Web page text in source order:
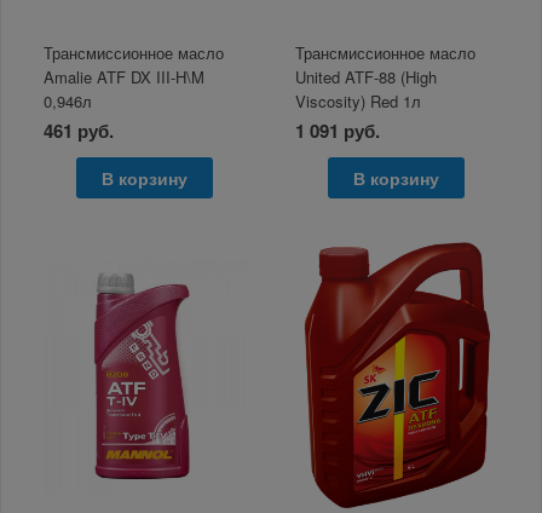
Трансмиссионное масло
Amalie ATF DX III-H\M
0,946л
461 руб.
В корзину
Трансмиссионное масло
United ATF-88 (High
Viscosity) Red 1л
1 091 руб.
В корзину